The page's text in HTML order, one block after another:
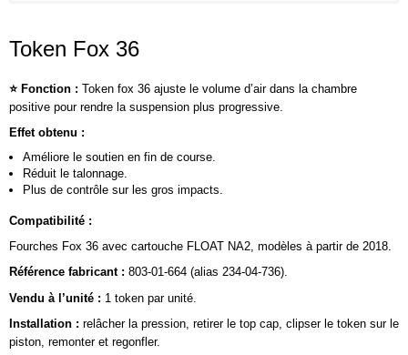
Token Fox 36
⭐ Fonction : Token fox 36 ajuste le volume d’air dans la chambre
positive pour rendre la suspension plus progressive.
Effet obtenu :
Améliore le soutien en fin de course.
Réduit le talonnage.
Plus de contrôle sur les gros impacts.
Compatibilité :
Fourches Fox 36 avec cartouche FLOAT NA2, modèles à partir de 2018.
Référence fabricant : 803‑01‑664 (alias 234‑04‑736).
Vendu à l’unité : 1 token par unité.
Installation : relâcher la pression, retirer le top cap, clipser le token sur le
piston, remonter et regonfler.